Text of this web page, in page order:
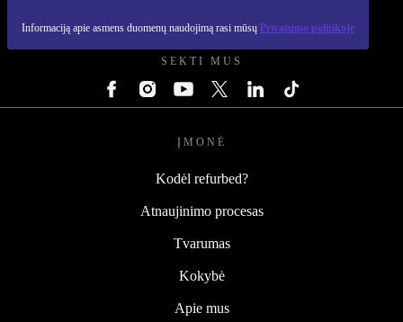
Informaciją apie asmens duomenų naudojimą rasi mūsų Privatumo politikoje
SEKTI MUS
ĮMONĖ
Kodėl refurbed?
Atnaujinimo procesas
Tvarumas
Kokybė
Apie mus